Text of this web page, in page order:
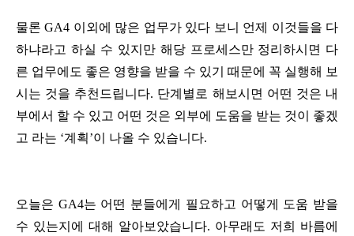
물론 GA4 이외에 많은 업무가 있다 보니 언제 이것들을 다
하냐라고 하실 수 있지만 해당 프로세스만 정리하시면 다
른 업무에도 좋은 영향을 받을 수 있기 때문에 꼭 실행해 보
시는 것을 추천드립니다. 단계별로 해보시면 어떤 것은 내
부에서 할 수 있고 어떤 것은 외부에 도움을 받는 것이 좋겠
고 라는 ‘계획’이 나올 수 있습니다.
오늘은 GA4는 어떤 분들에게 필요하고 어떻게 도움 받을
수 있는지에 대해 알아보았습니다. 아무래도 저희 바름에